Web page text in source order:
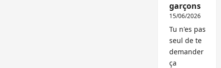
garçons
15/06/2026
Tu n'es pas
seul de te
demander
ça